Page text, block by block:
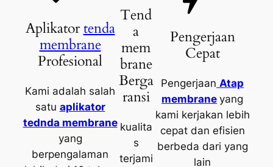
Aplikatortenda
membrane
Profesional
Kami adalah salah
satu aplikator
tednda membrane
yang
berpengalaman
Tend
a
mem
brane
Berga
ransi
kualita
s
terjami
Pengerjaan
Cepat
Pengerjaan Atap
membrane yang
kami kerjakan lebih
cepat dan efisien
berbeda dari yang
lain